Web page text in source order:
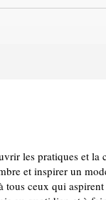
les pratiques et la
et inspirer un
tous ceux qui